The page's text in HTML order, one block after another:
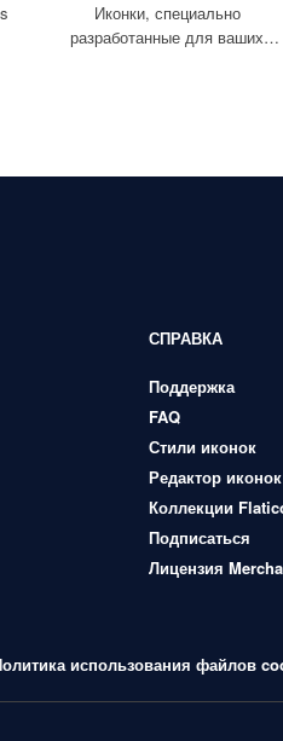
Иконки, специально
разработанные для ваших
СПРАВКА
Поддержка
FAQ
Стили иконок
Редактор иконок
Коллекции
Подписаться
Лицензия
использования файлов